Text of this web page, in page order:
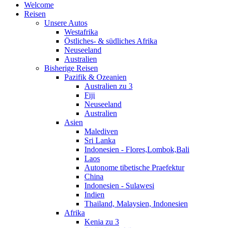
Welcome
Reisen
Unsere Autos
Westafrika
Östliches- & südliches Afrika
Neuseeland
Australien
Bisherige Reisen
Pazifik & Ozeanien
Australien zu 3
Fiji
Neuseeland
Australien
Asien
Malediven
Sri Lanka
Indonesien - Flores,Lombok,Bali
Laos
Autonome tibetische Praefektur
China
Indonesien - Sulawesi
Indien
Thailand, Malaysien, Indonesien
Afrika
Kenia zu 3